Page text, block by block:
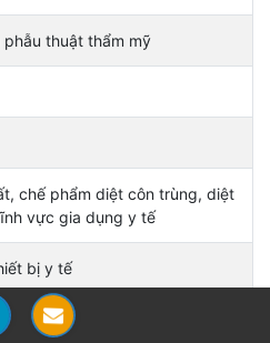
thuật thẩm mỹ
chế phẩm diệt côn trùng, diệt
vực gia dụng y tế
bị y tế
định về sở hữu trí tuệ (bao